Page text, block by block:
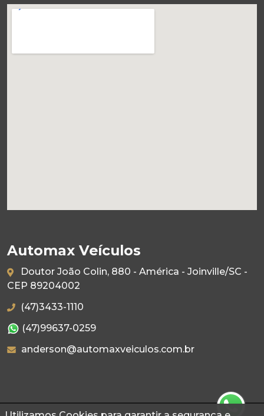
Automax Veículos
Doutor João Colin, 880 - América - Joinville/SC -
CEP 89204002
(47)3433-1110
(47)99637-0259
anderson@automaxveiculos.com.br